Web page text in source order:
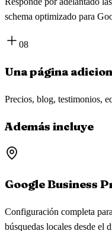
schema optimizado para
08
Una página
Precios, blog, testimonios,
Además incluye
Google Business
Configuración completa
búsquedas locales desde el